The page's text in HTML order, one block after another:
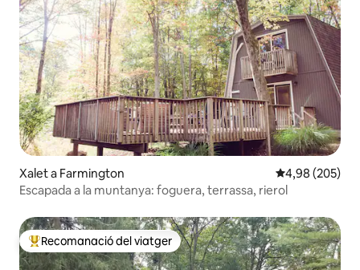
Xalet a Farmington 4,98 de
4,98 (205)
Escapada a la muntanya: foguera, terrassa, rierol
Principals recomanacions dels viatgers
Recomanació del viatger